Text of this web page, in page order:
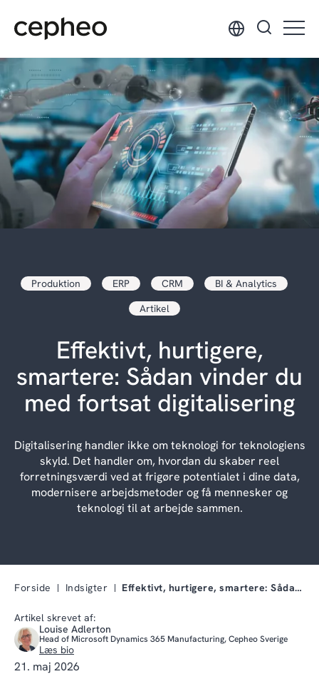
hovedindhold
Produktion ERP CRM
BI & Analytics
Artikel
Effektivt, hurtigere,
smartere: Sådan vinder du
med fortsat digitalisering
Digitalisering handler ikke om teknologi for teknologiens
skyld. Det handler om, hvordan du skaber reel
forretningsværdi ved at frigøre potentialet i dine data,
modernisere arbejdsmetoder og få mennesker og
teknologi til at arbejde sammen.
Forside Indsigter Effektivt, hurtigere, smartere: Sådan vinder du me…
Artikel skrevet af:
Louise Adlerton
Head of Microsoft Dynamics 365 Manufacturing, Cepheo Sverige
Læs bio
21. maj 2026